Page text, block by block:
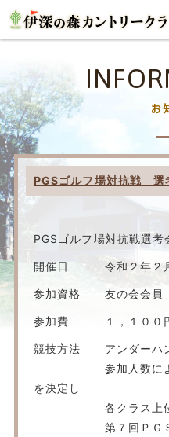
お
PGSゴルフ場対抗戦 選
PGSゴルフ場対抗戦選考
開催日 令和２年２月
参加資格 友の会会員（
参加費 １，１００
競技方法 アンダーハ
参加人数によって
を決定し
各クラス上位８名
第７回ＰＧＳ中